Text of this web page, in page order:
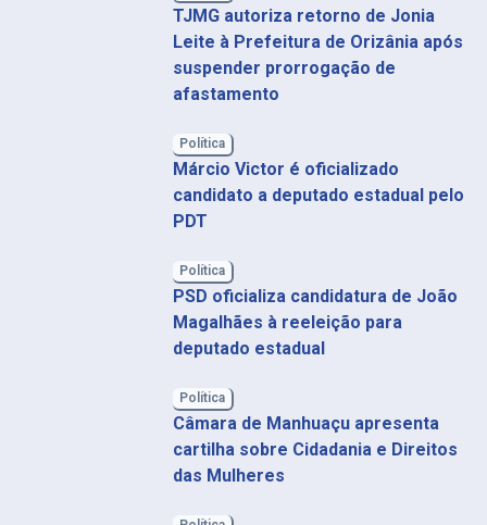
TJMG autoriza retorno de Jonia
Leite à Prefeitura de Orizânia após
suspender prorrogação de
afastamento
Política
Márcio Victor é oficializado
candidato a deputado estadual pelo
PDT
Política
PSD oficializa candidatura de João
Magalhães à reeleição para
deputado estadual
Política
Câmara de Manhuaçu apresenta
cartilha sobre Cidadania e Direitos
das Mulheres